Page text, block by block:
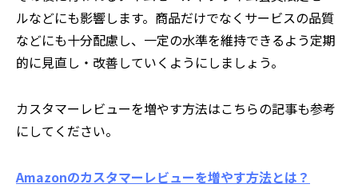
ルなどにも影響します。商品だけでなくサービスの品質
などにも十分配慮し、一定の水準を維持できるよう定期
的に見直し・改善していくようにしましょう。
カスタマーレビューを増やす方法はこちらの記事も参考
にしてください。
Amazonのカスタマーレビューを増やす方法とは？